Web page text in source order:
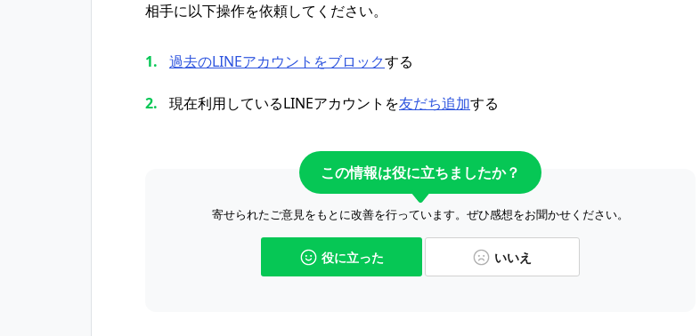
相手に以下操作を依頼してください。
過去のLINEアカウントをブロックする
現在利用しているLINEアカウントを友だち追加する
この情報は役に立ちましたか？
寄せられたご意見をもとに改善を行っています。ぜひ感想をお聞かせください。
役に立った いいえ